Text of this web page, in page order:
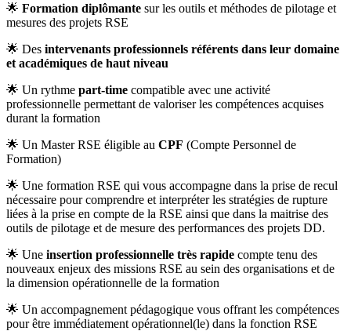
🌟 Formation diplômante sur les outils et méthodes de pilotage et
mesures des projets RSE
🌟 Des intervenants professionnels référents dans leur domaine
et académiques de haut niveau
🌟 Un rythme part-time compatible avec une activité
professionnelle permettant de valoriser les compétences acquises
durant la formation
🌟 Un Master RSE éligible au CPF (Compte Personnel de
Formation)
🌟 Une formation RSE qui vous accompagne dans la prise de recul
nécessaire pour comprendre et interpréter les stratégies de rupture
liées à la prise en compte de la RSE ainsi que dans la maitrise des
outils de pilotage et de mesure des performances des projets DD.
🌟 Une insertion professionnelle très rapide compte tenu des
nouveaux enjeux des missions RSE au sein des organisations et de
la dimension opérationnelle de la formation
🌟 Un accompagnement pédagogique vous offrant les compétences
pour être immédiatement opérationnel(le) dans la fonction RSE